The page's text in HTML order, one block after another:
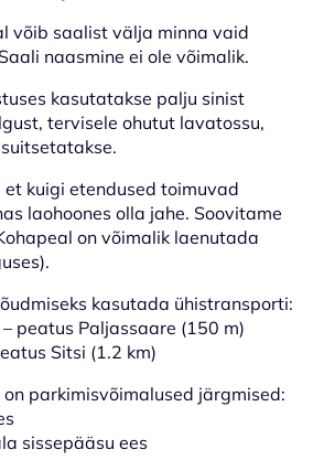
võib saalist välja minna vaid
naasmine ei ole võimalik.
kasutatakse palju sinist
tervisele ohutut lavatossu,
kuigi etendused toimuvad
laohoones olla jahe. Soovitame
on võimalik laenutada
kasutada ühistransporti:
peatus Paljassaare (150 m)
Sitsi (1.2 km)
parkimisvõimalused järgmised:
sissepääsu ees